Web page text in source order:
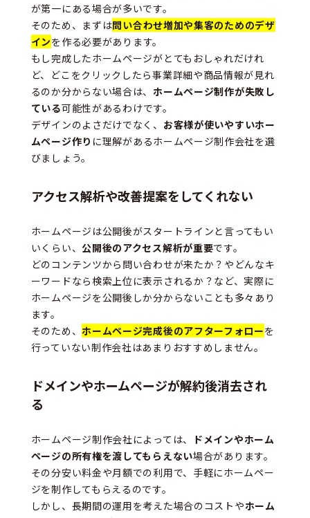
が第一にある場合が多いです。
そのため、まずは問い合わせ増加や集客のためのデザ
インを作る必要があります。
もし完成したホームページがとてもおしゃれだけれ
ど、どこをクリックしたら事業詳細や商品情報が見れ
るのか分からない場合は、ホームページ制作が失敗し
ている可能性があるわけです。
デザインのよさだけでなく、 お客様が使いやすいホー
ムページ作り に理解があるホームページ制作会社を選
びましょう。
アクセス解析や改善提案をしてくれない
ホームページは公開後がスタートラインと言ってもい
いくらい、公開後のアクセス解析が重要です。
どのコンテンツから問い合わせが来たか？やどんなキ
ーワードなら検索上位に表示されるか？など、実際に
ホームページを公開後しか分からないことも多々あり
ます。
そのため、ホームページ完成後のアフターフォローを
行っていない制作会社はあまりおすすめしません。
ドメインやホームページが解約後消去され
る
ホームページ制作会社によっては、
ドメインやホーム
ページの所有権を渡してもらえない場合があります。
その分安い料金や月額での利用で、手軽にホームペー
ジを制作してもらえるのです。
しかし、長期間の運用を考えた場合のコストやホーム